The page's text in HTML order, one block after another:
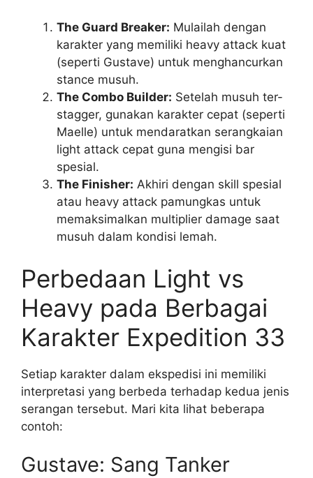
The Guard Breaker: Mulailah dengan
karakter yang memiliki heavy attack kuat
(seperti Gustave) untuk menghancurkan
stance musuh.
The Combo Builder: Setelah musuh ter-
stagger, gunakan karakter cepat (seperti
Maelle) untuk mendaratkan serangkaian
light attack cepat guna mengisi bar
spesial.
The Finisher: Akhiri dengan skill spesial
atau heavy attack pamungkas untuk
memaksimalkan multiplier damage saat
musuh dalam kondisi lemah.
Perbedaan Light vs
Heavy pada Berbagai
Karakter Expedition 33
Setiap karakter dalam ekspedisi ini memiliki
interpretasi yang berbeda terhadap kedua jenis
serangan tersebut. Mari kita lihat beberapa
contoh:
Gustave: Sang Tanker